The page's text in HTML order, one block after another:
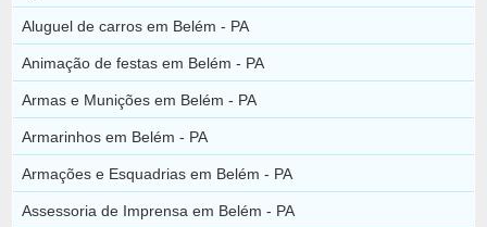
Aluguel de carros em Belém - PA
Animação de festas em Belém - PA
Armas e Munições em Belém - PA
Armarinhos em Belém - PA
Armações e Esquadrias em Belém - PA
Assessoria de Imprensa em Belém - PA